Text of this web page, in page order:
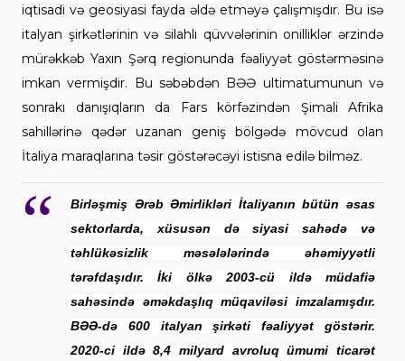
iqtisadi və geosiyasi fayda əldə etməyə çalışmışdır. Bu isə
italyan şirkətlərinin və silahlı qüvvələrinin onilliklər ərzində
mürəkkəb Yaxın Şərq regionunda fəaliyyət göstərməsinə
imkan vermişdir. Bu səbəbdən BƏƏ ultimatumunun və
sonrakı danışıqların da Fars körfəzindən Şimali Afrika
sahillərinə qədər uzanan geniş bölgədə mövcud olan
İtaliya maraqlarına təsir göstərəcəyi istisna edilə bilməz.
Birləşmiş Ərəb Əmirlikləri İtaliyanın bütün əsas
sektorlarda, xüsusən də siyasi sahədə və
təhlükəsizlik məsələlərində əhəmiyyətli
tərəfdaşıdır. İki ölkə 2003-cü ildə müdafiə
sahəsində əməkdaşlıq müqaviləsi imzalamışdır.
BƏƏ-də 600 italyan şirkəti fəaliyyət göstərir.
2020-ci ildə 8,4 milyard avroluq ümumi ticarət